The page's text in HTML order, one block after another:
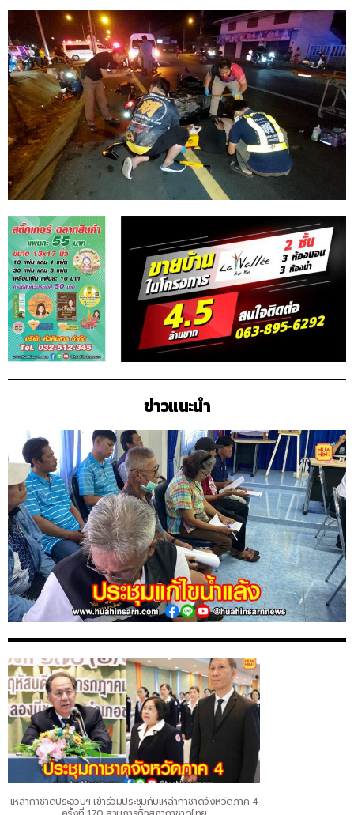
ข่าวแนะนำ
เหล่ากาชาดประจวบฯ เข้าร่วมประชุมกับเหล่ากาชาดจังหวัดภาค 4